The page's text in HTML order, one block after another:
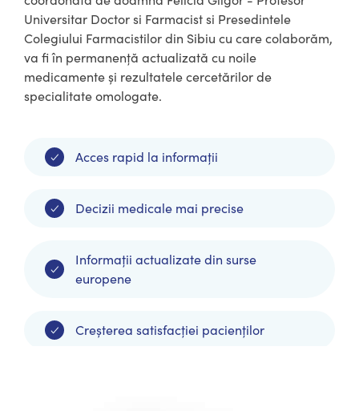
Universitar Doctor si Farmacist si Presedintele
Colegiului Farmacistilor din Sibiu cu care colaborăm,
va fi în permanență actualizată cu noile
medicamente și rezultatele cercetărilor de
specialitate omologate.
Acces rapid la informații
Decizii medicale mai precise
Informații actualizate din surse
europene
Creșterea satisfacției pacienților